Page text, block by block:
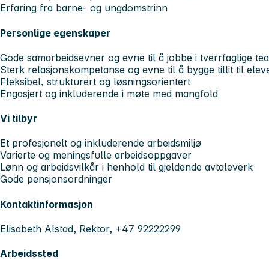
Erfaring fra barne- og ungdomstrinn
Personlige egenskaper
Gode samarbeidsevner og evne til å jobbe i tverrfaglige
Sterk relasjonskompetanse og evne til å bygge tillit til
Fleksibel, strukturert og løsningsorientert
Engasjert og inkluderende i møte med mangfold
Vi tilbyr
Et profesjonelt og inkluderende arbeidsmiljø
Varierte og meningsfulle arbeidsoppgaver
Lønn og arbeidsvilkår i henhold til gjeldende avtaleverk
Gode pensjonsordninger
Kontaktinformasjon
Elisabeth Alstad, Rektor, +47 92222299
Arbeidssted